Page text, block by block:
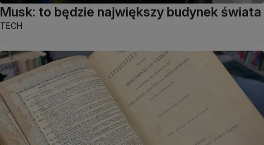
Musk: to będzie największy budynek świata
TECH